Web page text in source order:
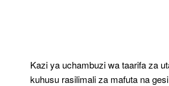
Kazi ya uchambuzi wa taarifa za
kuhusu rasilimali za mafuta na